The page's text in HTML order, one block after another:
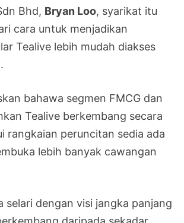
Bhd, Bryan Loo, syarikat itu
cara untuk menjadikan
Tealive lebih mudah diakses
bahawa segmen FMCG dan
Tealive berkembang secara
rangkaian peruncitan sedia ada
lebih banyak cawangan
selari dengan visi jangka panjang